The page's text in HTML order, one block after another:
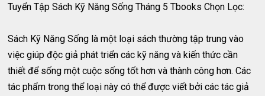
Tuyển Tập Sách Kỹ Năng Sống Tháng 5 Tbooks Chọn Lọc:
Sách Kỹ Năng Sống là một loại sách thường tập trung vào
việc giúp độc giả phát triển các kỹ năng và kiến thức cần
thiết để sống một cuộc sống tốt hơn và thành công hơn. Các
tác phẩm trong thể loại này có thể được viết bởi các tác giả